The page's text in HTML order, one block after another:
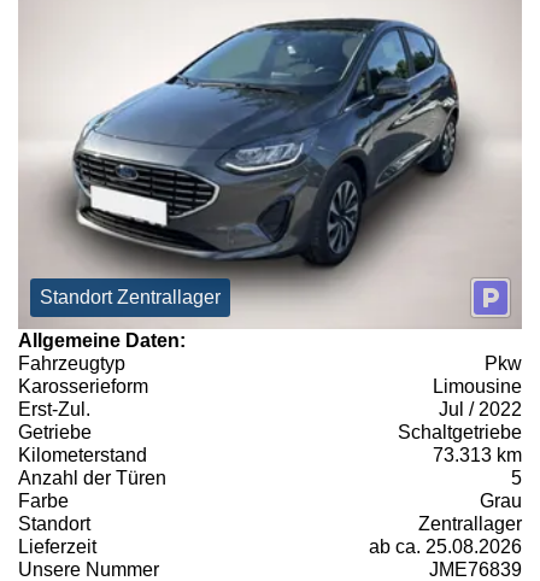
Standort Zentrallager
Allgemeine Daten:
Fahrzeugtyp
Pkw
Karosserieform
Limousine
Erst-Zul.
Jul / 2022
Getriebe
Schaltgetriebe
Kilometerstand
73.313 km
Anzahl der Türen
5
Farbe
Grau
Standort
Zentrallager
Lieferzeit
ab ca. 25.08.2026
Unsere Nummer
JME76839